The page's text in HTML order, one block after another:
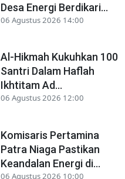
Desa Energi Berdikari...
06 Agustus 2026 14:00
Al-Hikmah Kukuhkan 100
Santri Dalam Haflah
Ikhtitam Ad...
06 Agustus 2026 12:00
Komisaris Pertamina
Patra Niaga Pastikan
Keandalan Energi di...
06 Agustus 2026 10:00